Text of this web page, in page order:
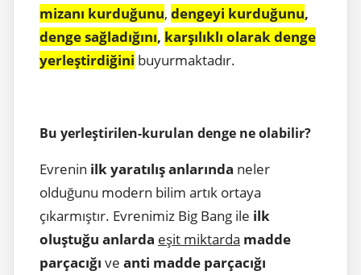
mizanı kurduğunu, dengeyi kurduğunu,
denge sağladığını, karşılıklı olarak denge
yerleştirdiğini buyurmaktadır.
Bu yerleştirilen-kurulan denge ne olabilir?
Evrenin ilk yaratılış anlarında neler
olduğunu modern bilim artık ortaya
çıkarmıştır. Evrenimiz Big Bang ile ilk
oluştuğu anlarda eşit miktarda madde
parçacığı ve anti madde parçacığı